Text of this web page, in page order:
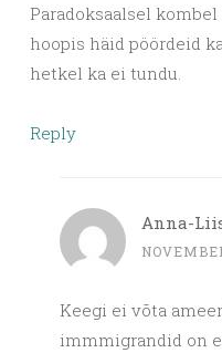
Paradoksaalsel
hoopis häid pöördeid
hetkel ka ei tundu.
Reply
Anna-
Keegi ei võta
immmigrandid on